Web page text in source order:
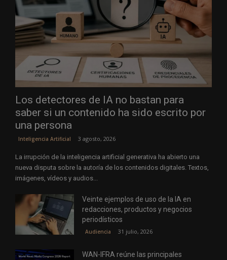
Los detectores de IA no bastan para
saber si un contenido ha sido escrito por
una persona
Inteligencia Artificial 3 agosto, 2026
La irrupción de la inteligencia artificial generativa ha abierto una
nueva disputa sobre la autoría de los contenidos digitales. Textos,
imágenes, vídeos y audios...
Veinte ejemplos de uso de la IA en
redacciones, productos y negocios
periodísticos
Audiencia 31 julio, 2026
WAN-IFRA reúne las principales